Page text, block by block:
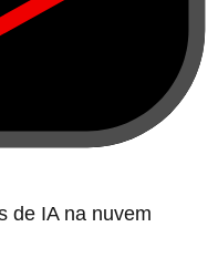
de IA na nuvem